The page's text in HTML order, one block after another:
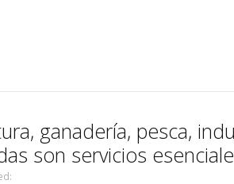
ganadería, pesca,
son servicios